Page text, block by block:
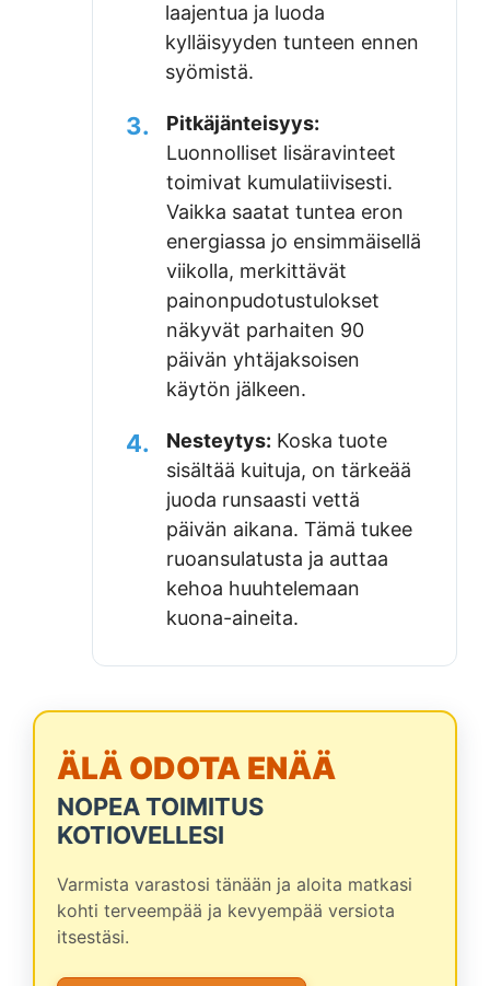
laajentua ja luoda
kylläisyyden tunteen ennen
syömistä.
3.
Pitkäjänteisyys:
Luonnolliset lisäravinteet
toimivat kumulatiivisesti.
Vaikka saatat tuntea eron
energiassa jo ensimmäisellä
viikolla, merkittävät
painonpudotustulokset
näkyvät parhaiten 90
päivän yhtäjaksoisen
käytön jälkeen.
4. Nesteytys: Koska tuote
sisältää kuituja, on tärkeää
juoda runsaasti vettä
päivän aikana. Tämä tukee
ruoansulatusta ja auttaa
kehoa huuhtelemaan
kuona-aineita.
ÄLÄ ODOTA ENÄÄ
NOPEA TOIMITUS
KOTIOVELLESI
Varmista varastosi tänään ja aloita matkasi
kohti terveempää ja kevyempää versiota
itsestäsi.